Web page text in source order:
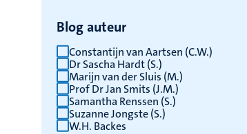
Blog auteur
Constantijn van Aartsen (C.W.)
Dr Sascha Hardt (S.)
Marijn van der Sluis (M.)
Prof Dr Jan Smits (J.M.)
Samantha Renssen (S.)
Suzanne Jongste (S.)
W.H. Backes